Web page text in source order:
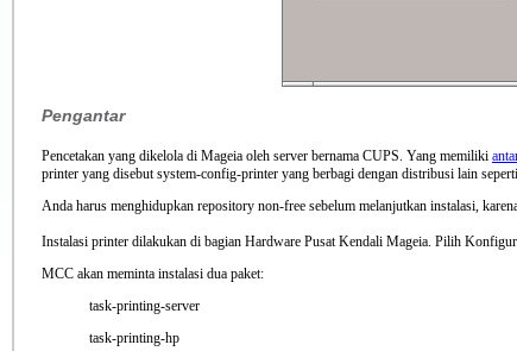
Pengantar
Pencetakan yang dikelola di Mageia oleh server bernama CUPS. Yang memiliki
printer yang disebut system-config-printer yang berbagi dengan distribusi lain
Anda harus menghidupkan repository non-free sebelum melanjutkan instalasi,
Instalasi printer dilakukan di bagian Hardware Pusat Kendali Mageia. Pilih
MCC akan meminta instalasi dua paket:
task-printing-server
task-printing-hp